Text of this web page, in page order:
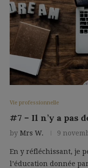
Vie professionnelle
#7 – Il n’y a pas
by Mrs W. 9
En y réfléchissant, je
l’éducation donnée